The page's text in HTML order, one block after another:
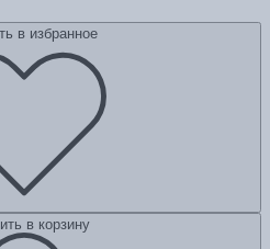
в избранное
в корзину